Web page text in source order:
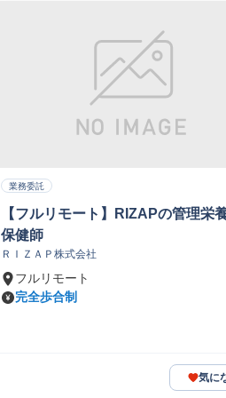
業務委託
【フルリモート】RIZAPの管理栄
保健師
ＲＩＺＡＰ株式会社
フルリモート
完全歩合制
気に